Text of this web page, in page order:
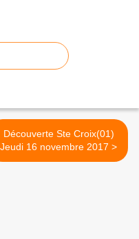
Découverte Ste Croix(01)
Jeudi 16 novembre 2017 >